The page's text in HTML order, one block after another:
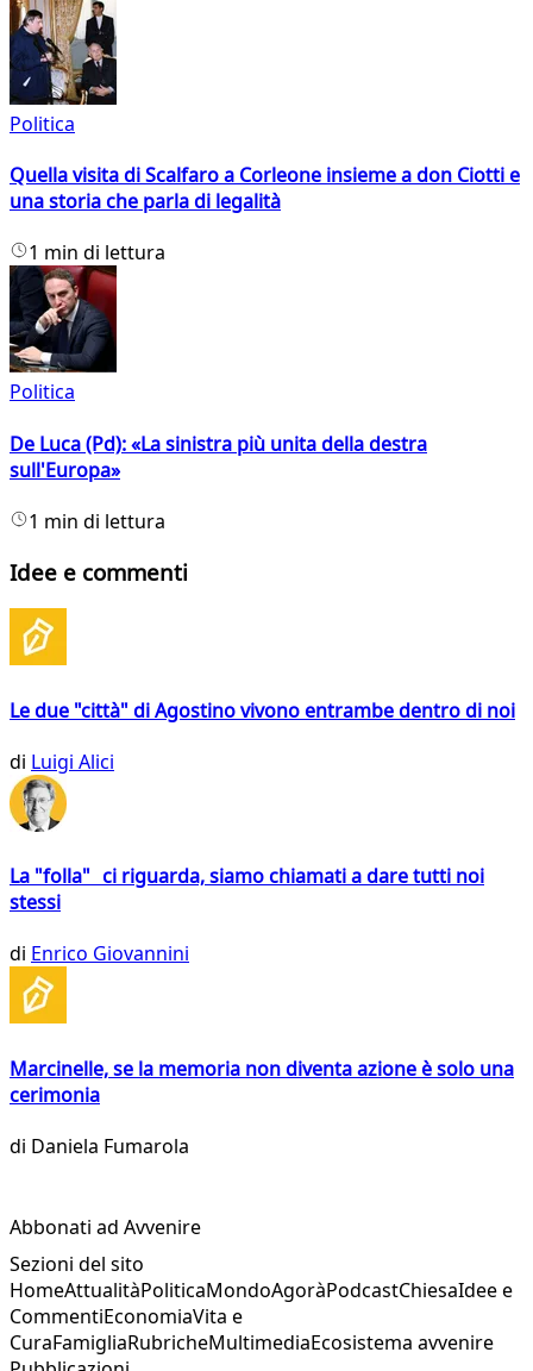
Politica
Quella visita di Scalfaro a Corleone insieme a don Ciotti e
una storia che parla di legalità
1 min di lettura
Politica
De Luca (Pd): «La sinistra più unita della destra
sull'Europa»
1 min di lettura
Idee e commenti
Le due "città" di Agostino vivono entrambe dentro di noi
di Luigi Alici
La "folla" ci riguarda, siamo chiamati a dare tutti noi
stessi
di Enrico Giovannini
Marcinelle, se la memoria non diventa azione è solo una
cerimonia
di Daniela Fumarola
Abbonati ad Avvenire
Sezioni del sito
HomeAttualitàPoliticaMondoAgoràPodcastChiesaIdee e
CommentiEconomiaVita e
CuraFamigliaRubricheMultimediaEcosistema avvenire